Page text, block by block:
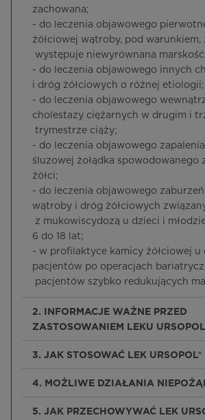
zachowana;
- do leczenia objawowego
żółciowej wątroby, pod warunkiem,
występuje niewyrównana
- do leczenia objawowego innych
i dróg żółciowych o różnej etiologii;
- do leczenia objawowego
cholestazy ciężarnych w drugim i
trymestrze ciąży;
- do leczenia objawowego
śluzowej żołądka spowodowanego
żółci;
- do leczenia objawowego
wątroby i dróg żółciowych
z mukowiscydozą u dzieci i
6 do 18 lat;
- w profilaktyce kamicy żółciowej u
pacjentów po operacjach
pacjentów szybko redukujących
2. INFORMACJE WAŻNE PRZED
ZASTOSOWANIEM LEKU
3. JAK STOSOWAĆ LEK URSOPOL®
4. MOŻLIWE DZIAŁANIA
5. JAK PRZECHOWYWAĆ LEK